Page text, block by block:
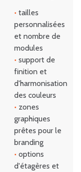
• tailles
personnalisées
et nombre de
modules
• support de
finition et
d'harmonisation
des couleurs
• zones
graphiques
prêtes pour le
branding
• options
d'étagères et